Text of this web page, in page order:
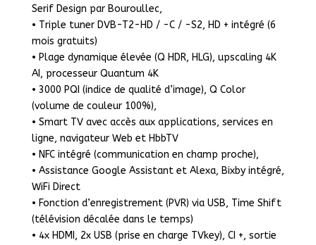
Serif Design par Bouroullec,
• Triple tuner DVB-T2-HD / -C / -S2, HD + intégré (6
mois gratuits)
• Plage dynamique élevée (Q HDR, HLG), upscaling 4K
AI, processeur Quantum 4K
• 3000 PQI (indice de qualité d’image), Q Color
(volume de couleur 100%),
• Smart TV avec accès aux applications, services en
ligne, navigateur Web et HbbTV
• NFC intégré (communication en champ proche),
• Assistance Google Assistant et Alexa, Bixby intégré,
WiFi Direct
• Fonction d’enregistrement (PVR) via USB, Time Shift
(télévision décalée dans le temps)
• 4x HDMI, 2x USB (prise en charge TVkey), CI +, sortie